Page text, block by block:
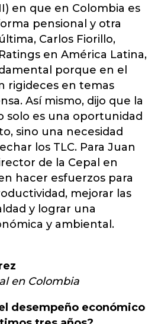
en que en Colombia es
pensional y otra
Carlos Fiorillo,
en América Latina,
porque en el
rigideces en temas
Así mismo, dijo que la
solo es una oportunidad
sino una necesidad
los TLC. Para Juan
de la Cepal en
hacer esfuerzos para
mejorar las
y lograr una
y ambiental.
en Colombia
desempeño económico